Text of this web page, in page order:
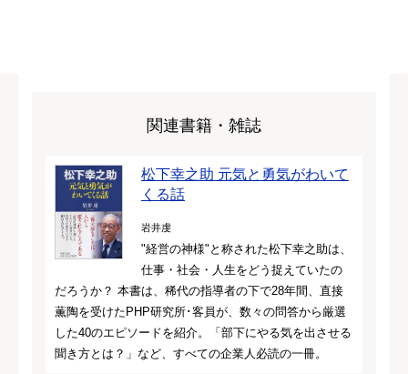
関連書籍・雑誌
松下幸之助 元気と勇気がわいて
くる話
岩井虔
"経営の神様"と称された松下幸之助は、
仕事・社会・人生をどう捉えていたの
だろうか？ 本書は、稀代の指導者の下で28年間、直接
薫陶を受けたPHP研究所･客員が、数々の問答から厳選
した40のエピソードを紹介。「部下にやる気を出させる
聞き方とは？」など、すべての企業人必読の一冊。